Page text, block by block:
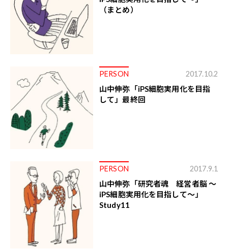
（まとめ）
PERSON 2017.10.2
山中伸弥「iPS細胞実用化を目指
して」最終回
PERSON 2017.9.1
山中伸弥「研究者魂 経営者脳 ～
iPS細胞実用化を目指して～」
Study11